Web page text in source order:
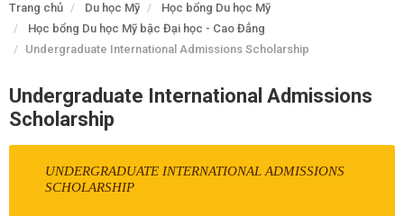
Trang chủ Du học Mỹ
Học bổng Du học Mỹ
Học bổng Du học Mỹ bậc Đại học - Cao Đẳng
Undergraduate International Admissions Scholarship
Undergraduate International Admissions
Scholarship
UNDERGRADUATE INTERNATIONAL ADMISSIONS
SCHOLARSHIP
LIÊN HỆ